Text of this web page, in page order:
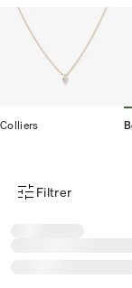
Colliers
Menu des filtres
Filtrer